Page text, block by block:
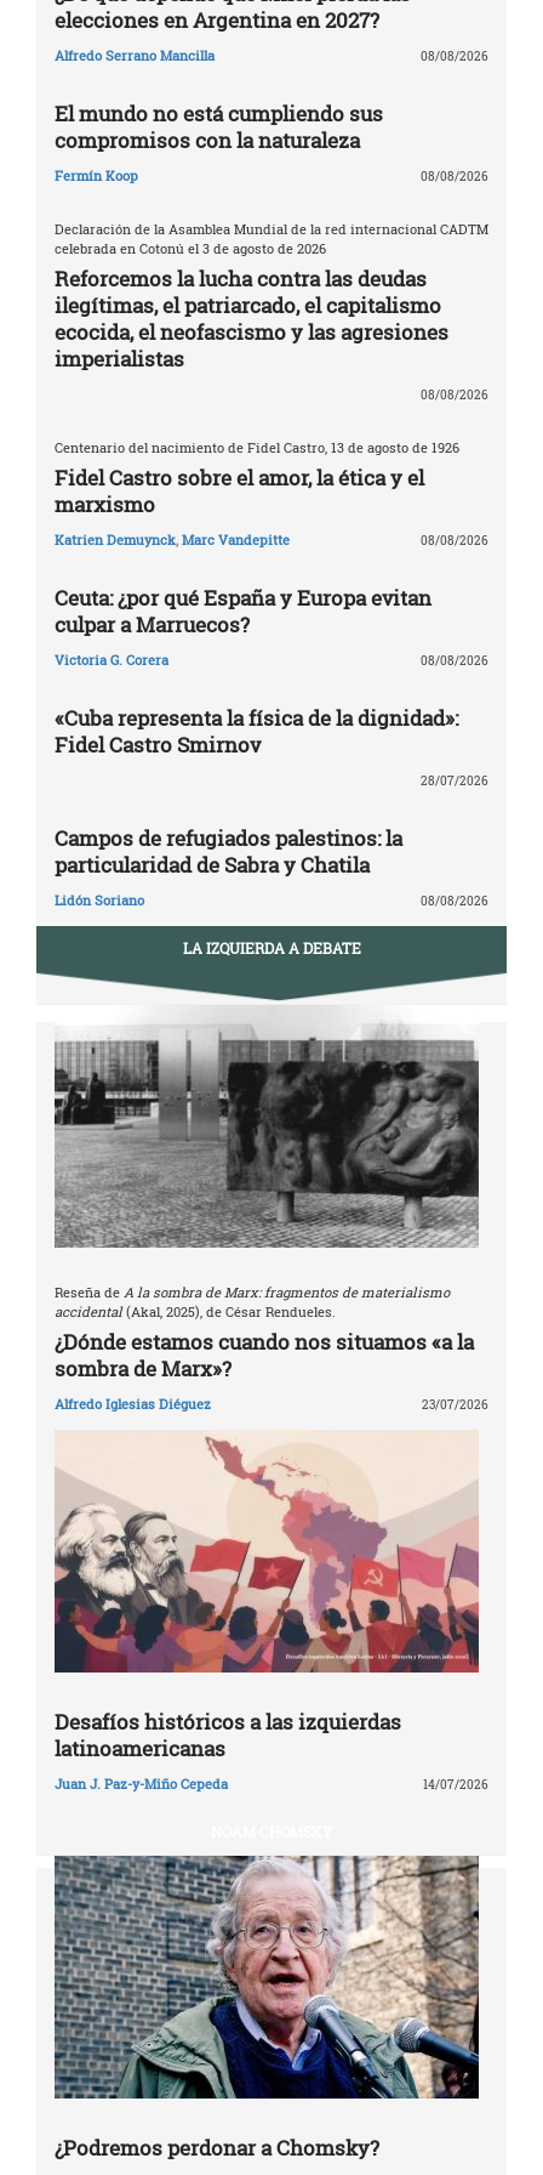
elecciones en Argentina en 2027?
Alfredo Serrano Mancilla 08/08/2026
El mundo no está cumpliendo sus
compromisos con la naturaleza
Fermín Koop 08/08/2026
Declaración de la Asamblea Mundial de la red internacional CADTM
celebrada en Cotonú el 3 de agosto de 2026
Reforcemos la lucha contra las deudas
ilegítimas, el patriarcado, el capitalismo
ecocida, el neofascismo y las agresiones
imperialistas
08/08/2026
Centenario del nacimiento de Fidel Castro, 13 de agosto de 1926
Fidel Castro sobre el amor, la ética y el
marxismo
Katrien Demuynck, Marc Vandepitte 08/08/2026
Ceuta: ¿por qué España y Europa evitan
culpar a Marruecos?
Victoria G. Corera 08/08/2026
«Cuba representa la física de la dignidad»:
Fidel Castro Smirnov
28/07/2026
Campos de refugiados palestinos: la
particularidad de Sabra y Chatila
Lidón Soriano 08/08/2026
LA IZQUIERDA A DEBATE
Reseña de A la sombra de Marx: fragmentos de materialismo
accidental(Akal, 2025), de César Rendueles.
¿Dónde estamos cuando nos situamos «a la
sombra de Marx»?
Alfredo Iglesias Diéguez 23/07/2026
Desafíos históricos a las izquierdas
latinoamericanas
Juan J. Paz-y-Miño Cepeda 14/07/2026
¿Podremos perdonar a Chomsky?